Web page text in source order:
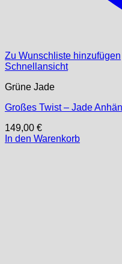
Zu Wunschliste hinzufügen
Schnellansicht
Grüne Jade
Großes Twist – Jade
149,00 €
In den Warenkorb